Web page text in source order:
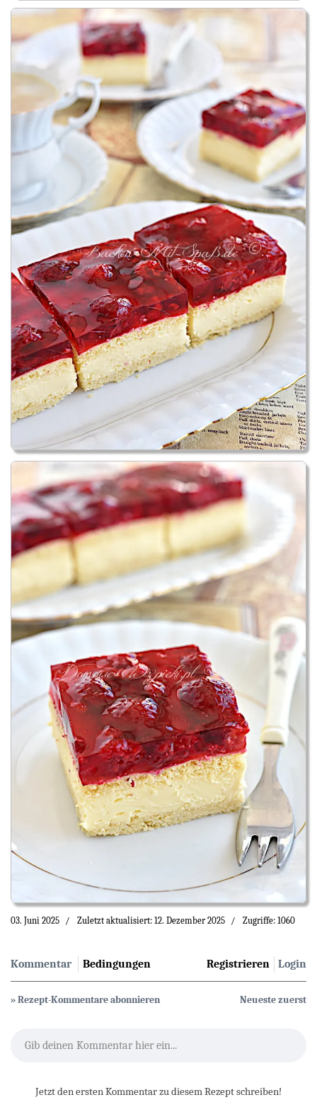
03. Juni 2025 Zuletzt aktualisiert: 12. Dezember 2025 Zugriffe: 1060
Kommentar Bedingungen Login
Registrieren
» Rezept-Kommentare abonnieren Neueste zuerst
Gib deinen Kommentar hier ein...
Jetzt den ersten Kommentar zu diesem Rezept schreiben!